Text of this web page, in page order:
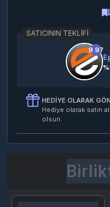
SATICININ TEKLIFI
9.97
%
HEDIYE OLARAK
Hediye olarak satın
olsun.